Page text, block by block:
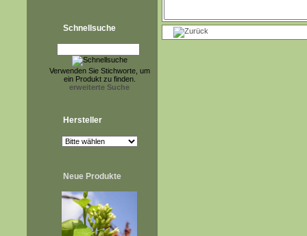
Schnellsuche
Verwenden Sie Stichworte, um
ein Produkt zu finden.
erweiterte Suche
Hersteller
Neue Produkte